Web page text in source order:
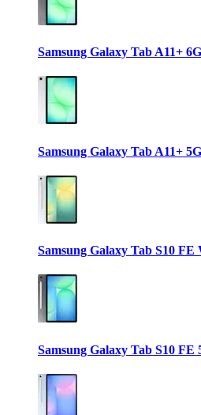
Samsung Galaxy Tab A11+
Samsung Galaxy Tab A11+
Samsung Galaxy Tab S10
Samsung Galaxy Tab S10 FE